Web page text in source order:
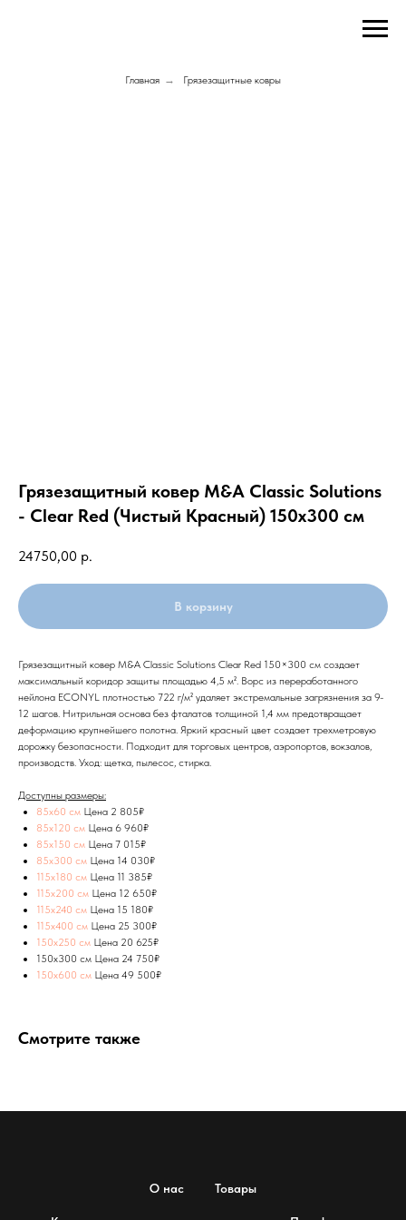
Главная → Грязезащитные ковры
Грязезащитный ковер M&A Classic Solutions
- Clear Red (Чистый Красный) 150х300 см
24750,00 р.
В корзину
Грязезащитный ковер M&A Classic Solutions Clear Red 150×300 см создает
максимальный коридор защиты площадью 4,5 м². Ворс из переработанного
нейлона ECONYL плотностью 722 г/м² удаляет экстремальные загрязнения за 9-
12 шагов. Нитрильная основа без фталатов толщиной 1,4 мм предотвращает
деформацию крупнейшего полотна. Яркий красный цвет создает трехметровую
дорожку безопасности. Подходит для торговых центров, аэропортов, вокзалов,
производств. Уход: щетка, пылесос, стирка.
Доступны размеры:
85х60 см Цена 2 805₽
85х120 см Цена 6 960₽
85х150 см Цена 7 015₽
85х300 см Цена 14 030₽
115х180 см Цена 11 385₽
115х200 см Цена 12 650₽
115х240 см Цена 15 180₽
115х400 см Цена 25 300₽
150х250 см Цена 20 625₽
150х300 см Цена 24 750₽
150х600 см Цена 49 500₽
Смотрите также
О нас Товары